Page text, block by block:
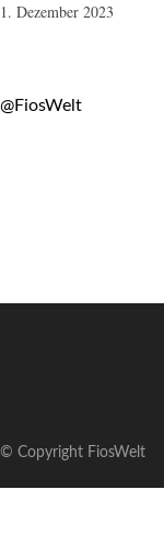
1. Dezember 2023
@FiosWelt
© Copyright FiosWelt